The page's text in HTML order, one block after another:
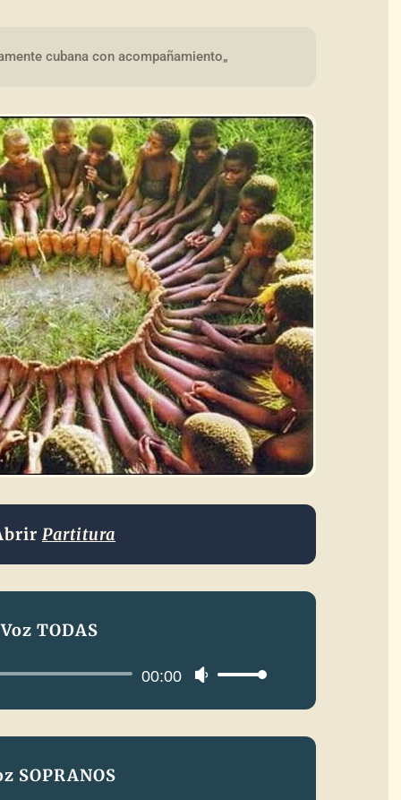
cubana con acompañamiento„
Partitura
Voz TODAS
Reproductor
00:00
Utiliza
SOPRANOS